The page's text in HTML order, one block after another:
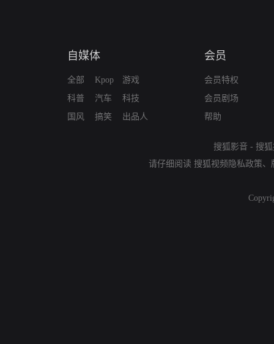
自媒体
全部
科普
国风
Kpop
汽车
搞笑
游戏
科技
出品人
会员
会员特权
会员剧场
帮助
搜狐影音 - 搜
请仔细阅读 搜狐视频隐私政策、